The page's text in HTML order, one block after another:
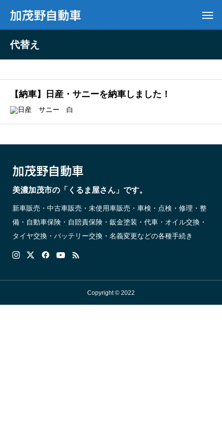
加茂野自動車
代替え
【納車】日産・サニーを納車しました！
加茂野自動車
美濃加茂市の「くるま屋さん」です。
新車販売・中古車販売・未使用車販売・車検・点検・修理・整
備・自動車保険・自賠責保険・鈑金塗装・代車・オイル交換・
タイヤ交換・バッテリー交換・名義変更などの各種手続き
Copyright © 2022